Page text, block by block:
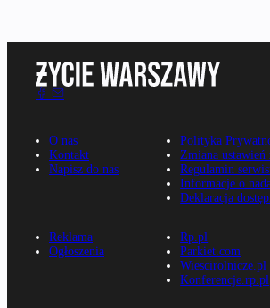
O nas
Kontakt
Napisz do nas
Polityka
Zmiana ustawień
Regulamin
Informacje o
Deklaracja
Reklama
Ogłoszenia
Rp.pl
Parkiet.com
Wiescirolnicze.pl
Konferencje.rp.pl